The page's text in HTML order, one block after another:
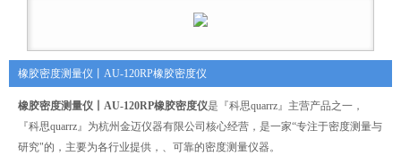
橡胶密度测量仪丨AU-120RP橡胶密度仪
橡胶密度测量仪丨AU-120RP橡胶密度仪是『科思quarrz』主营产品之一，
『科思quarrz』为杭州金迈仪器有限公司核心经营，是一家“专注于密度测量与
研究"的，主要为各行业提供，、可靠的密度测量仪器。